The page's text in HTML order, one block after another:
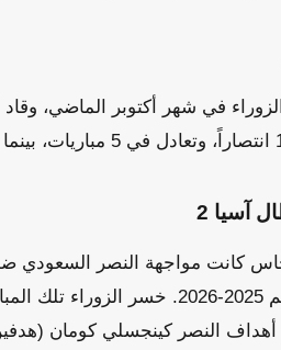
آسيا 2
كانت مواجهة النصر
لبطولة دوري أبطال آسيا 2 لموسم
النصر كينجسلي كومان